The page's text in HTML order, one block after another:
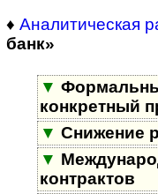
♦ Аналитическая
банк»
▼
конкретный
▼ Снижение
▼
контрактов